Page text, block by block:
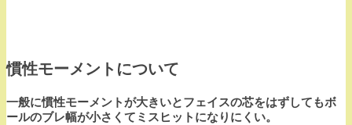
慣性モーメントについて
一般に慣性モーメントが大きいとフェイスの芯をはずしてもボ
ールのブレ幅が小さくてミスヒットになりにくい。